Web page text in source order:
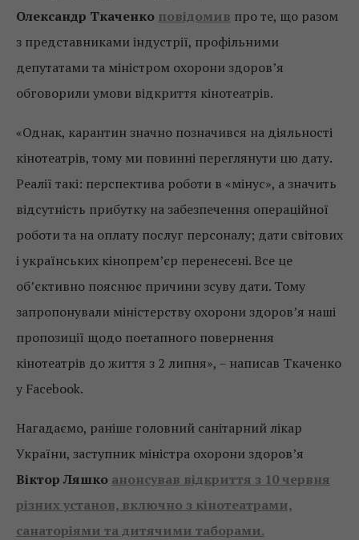
Олександр Ткаченко повідомив про те, що разом
з представниками індустрії, профільними
депутатами та міністром охорони здоров’я
обговорили умови відкриття кінотеатрів.
«Однак, карантин значно позначився на діяльності
кінотеатрів, тому ми повинні переглянути цю дату.
Реалії такі: перспектива роботи в «мінус», а значить
відсутність прибутку на забезпечення операційної
роботи та на оплату послуг персоналу; дати світових
і українських кінопрем’єр перенесені. Все це
об’єктивно пояснює причини зсуву дати. Тому
запропонували міністерству охорони здоров’я наші
пропозиції щодо поетапного повернення
кінотеатрів до життя з 2 липня», – написав Ткаченко
у Facebook.
Нагадаємо, раніше головний санітарний лікар
України, заступник міністра охорони здоров’я
Віктор Ляшко анонсував відкриття з 10 червня
різних установ, включно з кінотеатрами,
санаторіями та дитячими таборами.